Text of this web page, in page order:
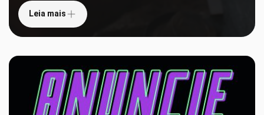
Leia mais